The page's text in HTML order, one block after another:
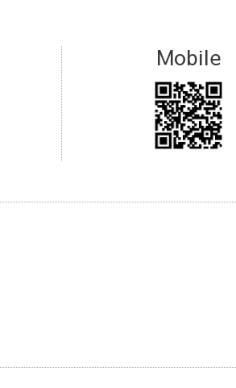
Mobile